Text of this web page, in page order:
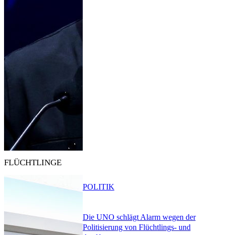
FLÜCHTLINGE
Die UNO schlägt Alarm wegen der
Politisierung von Flüchtlings- und
POLITIK